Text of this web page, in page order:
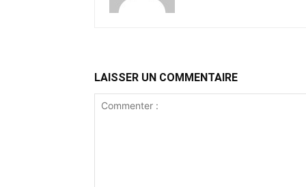
LAISSER UN COMMENTAIRE